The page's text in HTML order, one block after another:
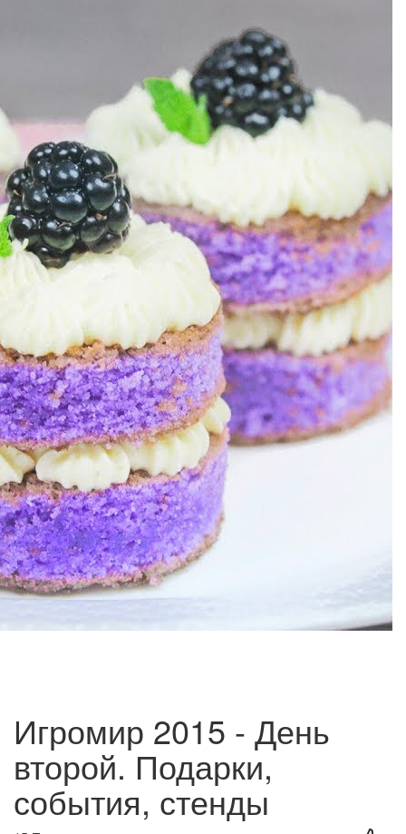
Игромир 2015 - День
второй. Подарки,
события, стенды